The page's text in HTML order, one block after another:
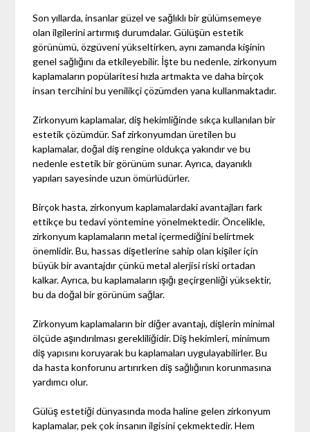
Son yıllarda, insanlar güzel ve sağlıklı bir gülümsemeye
olan ilgilerini artırmış durumdalar. Gülüşün estetik
görünümü, özgüveni yükseltirken, aynı zamanda kişinin
genel sağlığını da etkileyebilir. İşte bu nedenle, zirkonyum
kaplamaların popülaritesi hızla artmakta ve daha birçok
insan tercihini bu yenilikçi çözümden yana kullanmaktadır.
Zirkonyum kaplamalar, diş hekimliğinde sıkça kullanılan bir
estetik çözümdür. Saf zirkonyumdan üretilen bu
kaplamalar, doğal diş rengine oldukça yakındır ve bu
nedenle estetik bir görünüm sunar. Ayrıca, dayanıklı
yapıları sayesinde uzun ömürlüdürler.
Birçok hasta, zirkonyum kaplamalardaki avantajları fark
ettikçe bu tedavi yöntemine yönelmektedir. Öncelikle,
zirkonyum kaplamaların metal içermediğini belirtmek
önemlidir. Bu, hassas dişetlerine sahip olan kişiler için
büyük bir avantajdır çünkü metal alerjisi riski ortadan
kalkar. Ayrıca, bu kaplamaların ışığı geçirgenliği yüksektir,
bu da doğal bir görünüm sağlar.
Zirkonyum kaplamaların bir diğer avantajı, dişlerin minimal
ölçüde aşındırılması gerekliliğidir. Diş hekimleri, minimum
diş yapısını koruyarak bu kaplamaları uygulayabilirler. Bu
da hasta konforunu artırırken diş sağlığının korunmasına
yardımcı olur.
Gülüş estetiği dünyasında moda haline gelen zirkonyum
kaplamalar, pek çok insanın ilgisini çekmektedir. Hem